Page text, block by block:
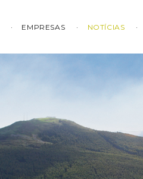
EMPRESAS NOTÍCIAS